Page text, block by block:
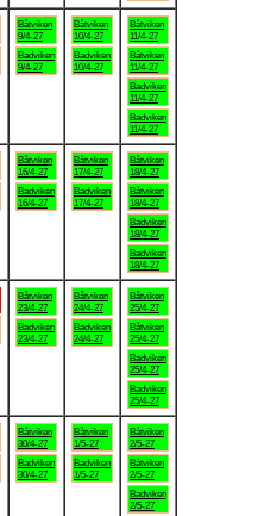
Båtviken
9/4-27
Badviken
9/4-27
Båtviken
10/4-27
Badviken
10/4-27
Båtviken
11/4-27
Båtviken
11/4-27
Badviken
11/4-27
Badviken
11/4-27
Båtviken
16/4-27
Badviken
16/4-27
Båtviken
17/4-27
Badviken
17/4-27
Båtviken
18/4-27
Båtviken
18/4-27
Badviken
18/4-27
Badviken
18/4-27
Båtviken
23/4-27
Badviken
23/4-27
Båtviken
24/4-27
Badviken
24/4-27
Båtviken
25/4-27
Båtviken
25/4-27
Badviken
25/4-27
Badviken
25/4-27
Båtviken
30/4-27
Badviken
30/4-27
Båtviken
1/5-27
Badviken
1/5-27
Båtviken
2/5-27
Båtviken
2/5-27
Badviken
2/5-27